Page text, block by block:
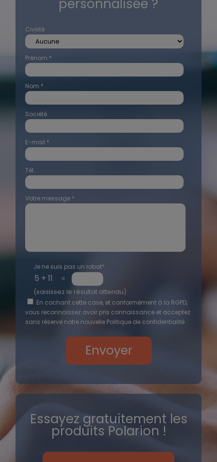
personnalisée ?
Civilité
Prénom *
Nom *
Société
E-mail *
Tél.
Votre message *
Je ne suis pas un robot*
=
(saisissez le résultat attendu)
En cochant cette case, et conformément à la RGPD,
vous reconnaissez avoir pris connaissance et acceptez
sans réserve notre nouvelle Politique de confidentialité
Essayez gratuitement les
produits Polarion !